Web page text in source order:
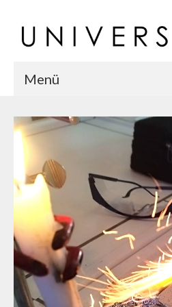
Menü
Startseite
Chronik
Karriere
Team